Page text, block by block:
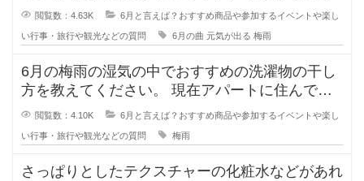
ちを晴れやかにしてくれるおすすめ
閲覧数：4.63K 6月と言えば？おすすめ商品や参加するイベントや楽し
い行事・旅行や観光などの質問 6月の曲 元気が出る 梅雨
6月の梅雨の湿気の中でおすすめの洗濯物の干し
方を教えてください。 現在アパートに住んでい
ますが、この時期の湿気で洗
閲覧数：4.10K 6月と言えば？おすすめ商品や参加するイベントや楽し
い行事・旅行や観光などの質問 梅雨
さっぱりとしたテクスチャーの化粧水などがあれ